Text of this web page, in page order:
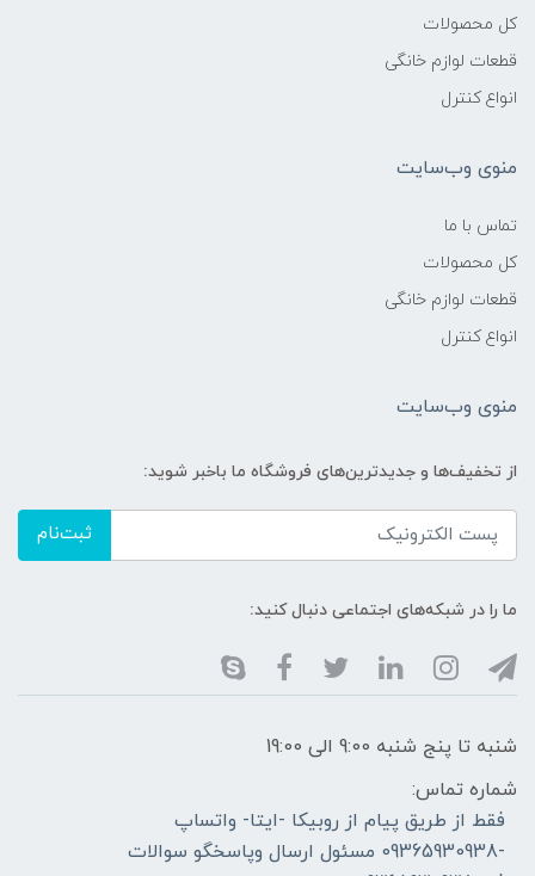
کل محصولات
قطعات لوازم خانگی
انواع کنترل
منوی وب‌سایت
تماس با ما
کل محصولات
قطعات لوازم خانگی
انواع کنترل
منوی وب‌سایت
از تخفیف‌ها و جدیدترین‌های فروشگاه ما باخبر شوید:
ثبت‌نام
ما را در شبکه‌های اجتماعی دنبال کنید:
شنبه تا پنج شنبه 9:00 الی 19:00
شماره تماس:
فقط از طریق پیام از روبیکا -ایتا- واتساپ
-09365930938 مسئول ارسال وپاسخگو سوالات